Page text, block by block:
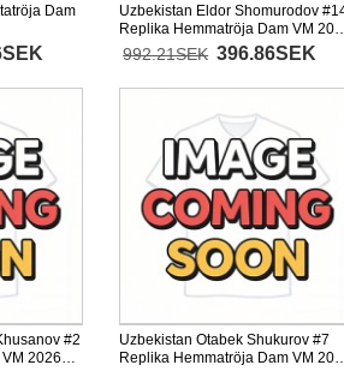
Dam
Uzbekistan Eldor Shomurodov
Replika Hemmatröja Dam VM
Kortärmad
992.21SEK 396.86SEK
#2
2026
Uzbekistan Otabek Shukurov #7
Replika Hemmatröja Dam VM 2026